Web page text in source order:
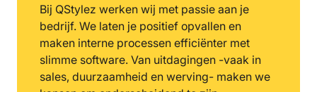
Bij QStylez werken wij met passie aan je
bedrijf. We laten je positief opvallen en
maken interne processen efficiënter met
slimme software. Van uitdagingen -vaak in
sales, duurzaamheid en werving- maken we